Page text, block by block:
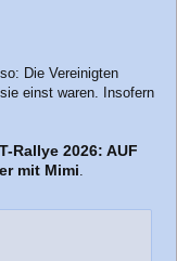
Die Vereinigten
einst waren. Insofern
Rallye 2026: AUF
mit Mimi